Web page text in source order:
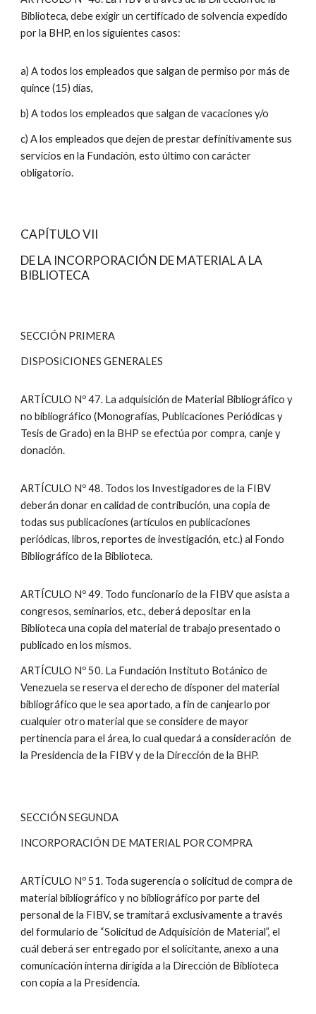
Biblioteca, debe exigir un certificado de solvencia expedido
por la BHP, en los siguientes casos:
a) A todos los empleados que salgan de permiso por más de
quince (15) días,
b) A todos los empleados que salgan de vacaciones y/o
c) A los empleados que dejen de prestar definitivamente sus
servicios en la Fundación, esto último con carácter
obligatorio.
CAPÍTULO VII
DE LA INCORPORACIÓN DE MATERIAL A LA
BIBLIOTECA
SECCIÓN PRIMERA
DISPOSICIONES GENERALES
ARTÍCULO Nº 47. La adquisición de Material Bibliográfico y
no bibliográfico (Monografías, Publicaciones Periódicas y
Tesis de Grado) en la BHP se efectúa por compra, canje y
donación.
ARTÍCULO Nº 48. Todos los Investigadores de la FIBV
deberán donar en calidad de contribución, una copia de
todas sus publicaciones (artículos en publicaciones
periódicas, libros, reportes de investigación, etc.) al Fondo
Bibliográfico de la Biblioteca.
ARTÍCULO Nº 49. Todo funcionario de la FIBV que asista a
congresos, seminarios, etc., deberá depositar en la
Biblioteca una copia del material de trabajo presentado o
publicado en los mismos.
ARTÍCULO Nº 50. La Fundación Instituto Botánico de
Venezuela se reserva el derecho de disponer del material
bibliográfico que le sea aportado, a fin de canjearlo por
cualquier otro material que se considere de mayor
pertinencia para el área, lo cual quedará a consideración de
la Presidencia de la FIBV y de la Dirección de la BHP.
SECCIÓN SEGUNDA
INCORPORACIÓN DE MATERIAL POR COMPRA
ARTÍCULO Nº 51. Toda sugerencia o solicitud de compra de
material bibliográfico y no bibliográfico por parte del
personal de la FIBV, se tramitará exclusivamente a través
del formulario de “Solicitud de Adquisición de Material”, el
cuál deberá ser entregado por el solicitante, anexo a una
comunicación interna dirigida a la Dirección de Biblioteca
con copia a la Presidencia.